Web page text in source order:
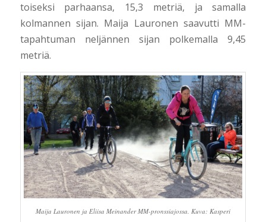
toiseksi parhaansa, 15,3 metriä, ja samalla
kolmannen sijan. Maija Lauronen saavutti MM-
tapahtuman neljännen sijan polkemalla 9,45
metriä.
Maija Lauronen ja Eliisa Meinander MM-pronssiajossa. Kuva: Kasperi